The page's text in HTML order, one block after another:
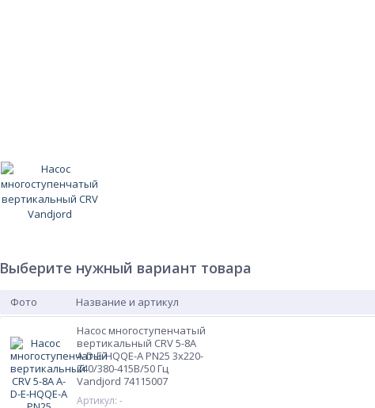
Выберите нужный вариант товара
Фото Название и артикул
Насос многоступенчатый
вертикальный CRV 5-8A
A-D-E-HQQE-A PN25 3х220-
240/380-415В/50 Гц
Vandjord 74115007
Артикул: -